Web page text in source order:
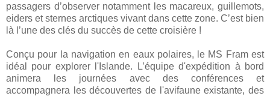
passagers d’observer notamment les macareux, guillemots,
eiders et sternes arctiques vivant dans cette zone. C’est bien
là l’une des clés du succès de cette croisière !
Conçu pour la navigation en eaux polaires, le MS Fram est
idéal pour explorer l'Islande. L’équipe d'expédition à bord
animera les journées avec des conférences et
accompagnera les découvertes de l'avifaune existante, des